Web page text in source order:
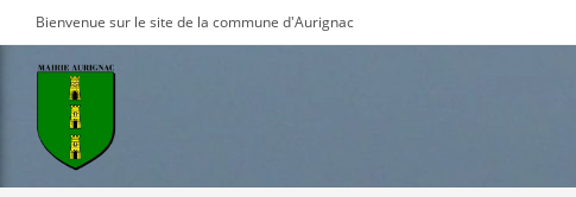
to
content
Bienvenue sur le site de la commune d'Aurignac